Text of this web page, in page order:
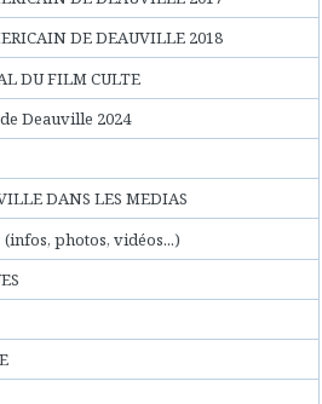
DE DEAUVILLE 2018
DU FILM CULTE
Deauville 2024
DANS LES MEDIAS
photos, vidéos...)